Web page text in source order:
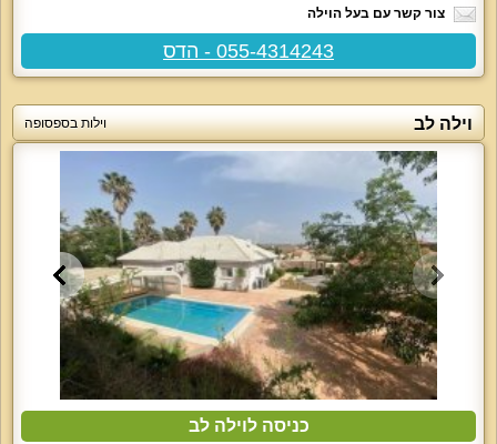
צור קשר עם בעל הוילה
055-4314243 - הדס
וילה לב וילות בספסופה
כניסה לוילה לב